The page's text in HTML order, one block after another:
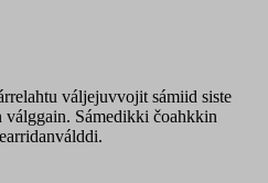
váljejuvvojit sámiid siste
Sámedikki čoahkkin